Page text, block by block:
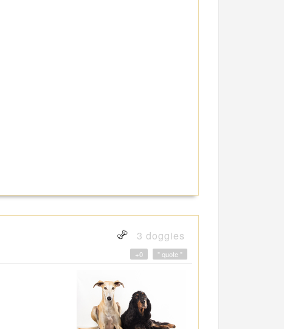
3 doggies
" quote "
+0